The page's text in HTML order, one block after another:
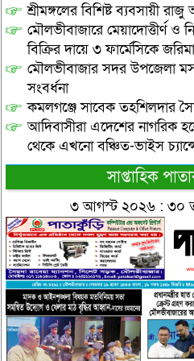
শ্রীমঙ্গলের বিশিষ্ট ব্যবসায়ী
মৌলভীবাজারে মেয়াদোত্তীর্ণ ও
বিক্রির দায়ে ৩ ফার্মেসিকে
মৌলভীবাজার সদর উপজেলা
সংবর্ধনা
কমলগঞ্জে সাবেক তহশিলদার
আদিবাসীরা এদেশের নাগরিক
থেকে এখনো বঞ্চিত-ভাইস
সাপ্তাহিক
৩ আগস্ট ২০২৬ : ৩০